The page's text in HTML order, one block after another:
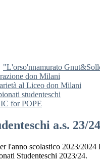
"L'orso'nnamurato
don Milani
al Liceo don Milani
studenteschi
for POPE
a.s. 23/24
l'anno scolastico 2023/2024
Studenteschi 2023/24.